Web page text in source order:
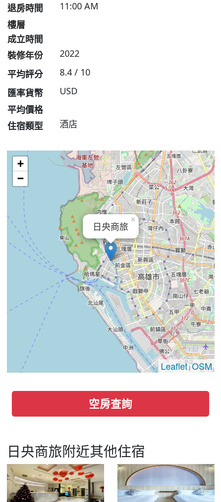
退房時間
11:00 AM
樓層
成立時間
裝修年份
2022
平均評分
8.4 / 10
匯率貨幣
USD
平均價格
住宿類型
酒店
日央商旅
×
+
−
Leaflet| OSM
空房查詢
日央商旅附近其他住宿